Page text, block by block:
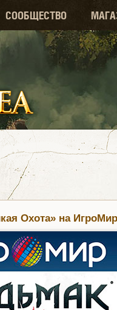
СООБЩЕСТВО
Охота» на